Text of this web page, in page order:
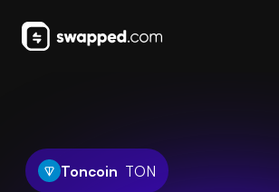
Toncoin TON